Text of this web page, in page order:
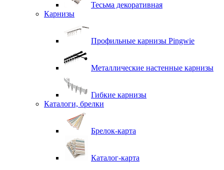
Тесьма декоративная
Карнизы
Профильные карнизы Pingwie
Металлические настенные карнизы
Гибкие карнизы
Каталоги, брелки
Брелок-карта
Каталог-карта